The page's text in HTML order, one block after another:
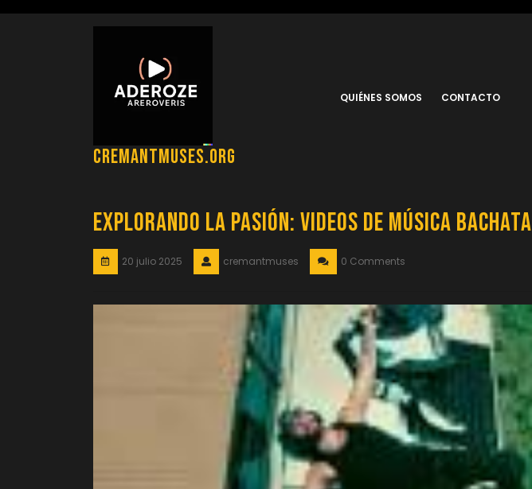
cremantmuses.org
QUIÉNES SOMOS CONTACTO
Explorando la Pasión: Videos de Música Bachata
20 julio 2025 cremantmuses 0 Comments